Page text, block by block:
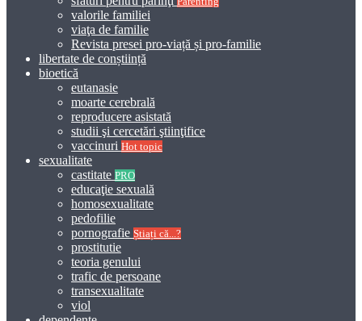
valorile familiei
viaţa de familie
Revista presei pro-viață și pro-familie
libertate de conștiință
bioetică
eutanasie
moarte cerebrală
reproducere asistată
studii şi cercetări ştiinţifice
vaccinuri Hot topic
sexualitate
castitate PRO
educaţie sexuală
homosexualitate
pedofilie
pornografie Știați că...?
prostitutie
teoria genului
trafic de persoane
transexualitate
viol